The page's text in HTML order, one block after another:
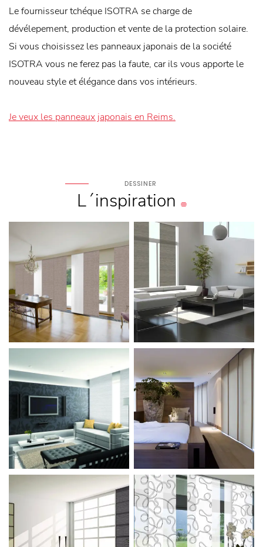
Le fournisseur tchéque ISOTRA se charge de
dévélepement, production et vente de la protection solaire.
Si vous choisissez les panneaux japonais de la société
ISOTRA vous ne ferez pas la faute, car ils vous apporte le
nouveau style et élégance dans vos intérieurs.
Je veux les panneaux japonais en Reims.
DESSINER
L´inspiration